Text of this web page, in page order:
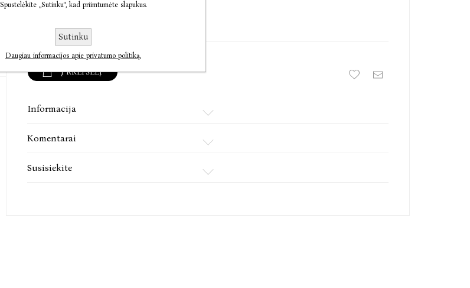
Į KREPŠELĮ
Informacija
Komentarai
Susisiekite
Spustelėkite „Sutinku“, kad priimtumėte slapukus.
Sutinku
Daugiau informacijos apie privatumo politiką.